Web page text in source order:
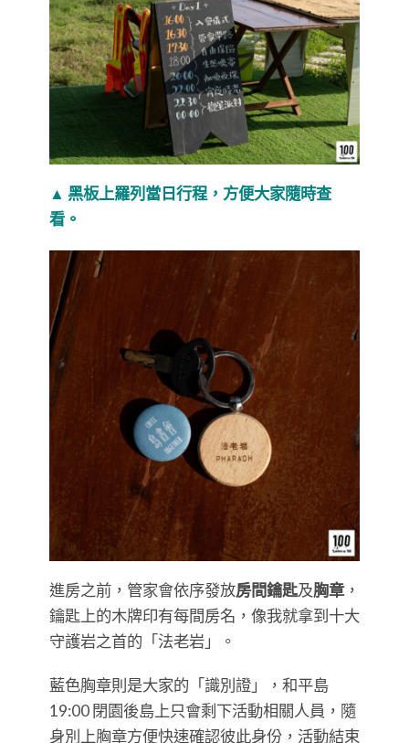
▲ 黑板上羅列當日行程，方便大家隨時查
看。
進房之前，管家會依序發放房間鑰匙及胸章，
鑰匙上的木牌印有每間房名，像我就拿到十大
守護岩之首的「法老岩」。
藍色胸章則是大家的「識別證」，和平島
19:00 閉園後島上只會剩下活動相關人員，隨
身別上胸章方便快速確認彼此身份，活動結束